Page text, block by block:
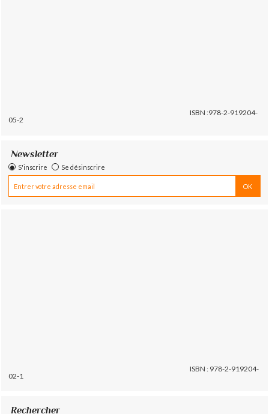
ISBN :978-2-919204-
05-2
Newsletter
S'inscrire Se désinscrire
ISBN : 978-2-919204-
02-1
Rechercher